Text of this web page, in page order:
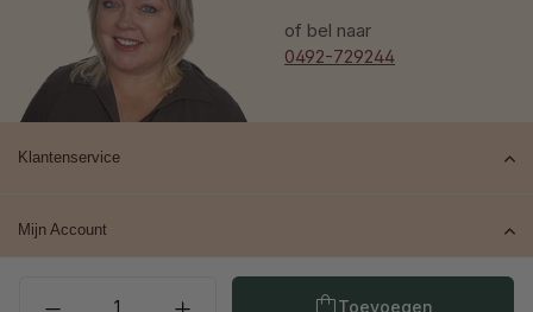
Producthoeveelheid:
Toevoegen
of bel naar
0492-729244
Klantenservice
Mijn Account